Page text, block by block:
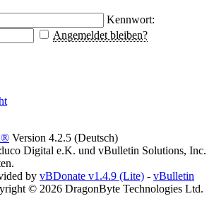
Kennwort:
Angemeldet bleiben?
Version 4.2.5 (Deutsch)
Digital e.K. und vBulletin Solutions, Inc.
by vBDonate v1.4.9 (Lite) - vBulletin
© 2026 DragonByte Technologies Ltd.